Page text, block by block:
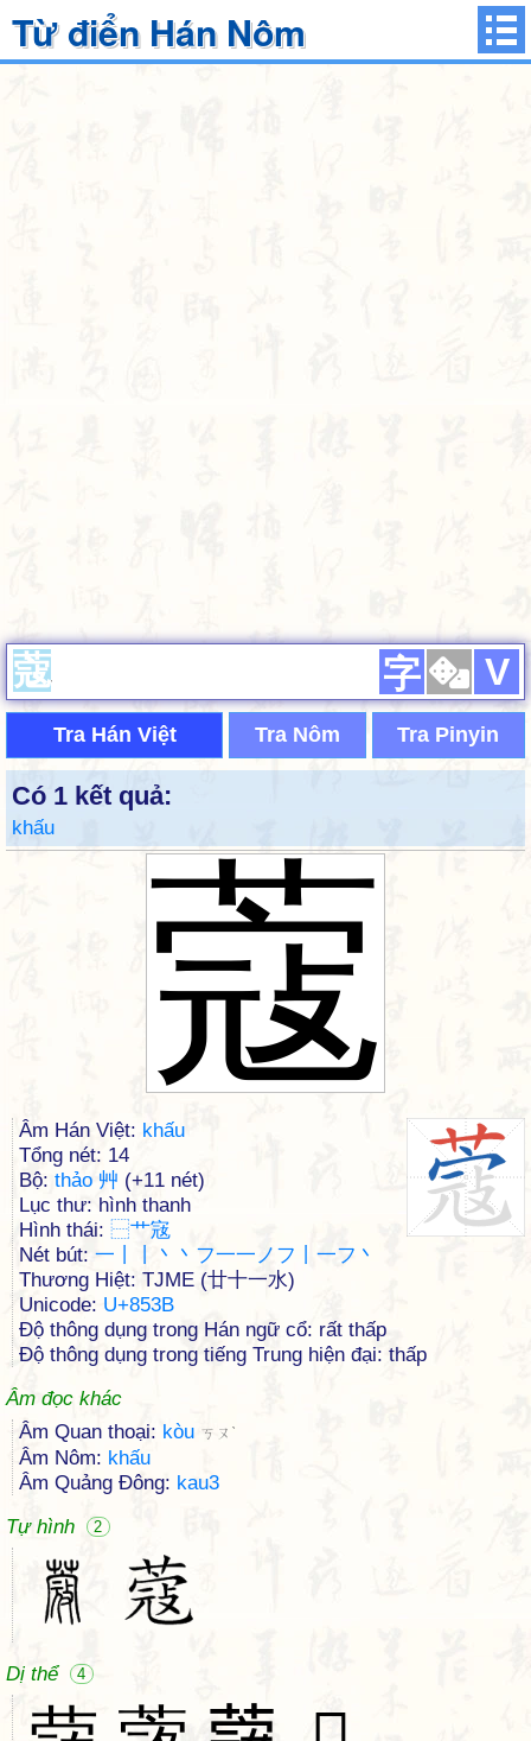
Từ điển Hán Nôm
字 V
Tra Hán Việt Tra Nôm Tra Pinyin
Có 1 kết quả:
khấu
蔻
Âm Hán Việt: khấu
Tổng nét: 14
Bộ: thảo 艸 (+11 nét)
Lục thư: hình thanh
Hình thái: ⿱艹宼
Nét bút: 一丨丨丶丶フ一一ノフ丨一フ丶
Thương Hiệt: TJME (廿十一水)
Unicode: U+853B
Độ thông dụng trong Hán ngữ cổ: rất thấp
Độ thông dụng trong tiếng Trung hiện đại: thấp
Âm đọc khác
Âm Quan thoại: kòu ㄎㄡˋ
Âm Nôm: khấu
Âm Quảng Đông: kau3
Tự hình
2
Dị thể 4